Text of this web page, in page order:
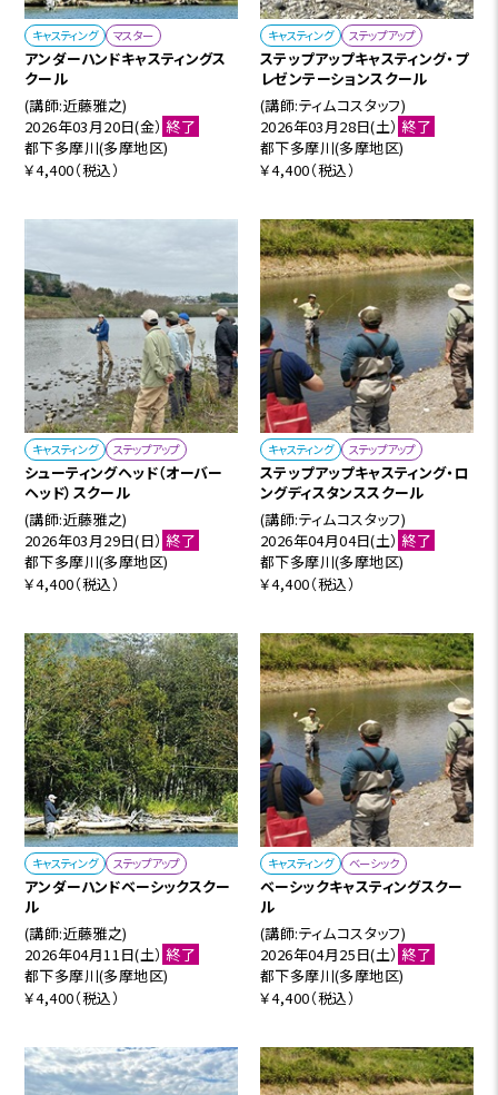
キャスティング マスター
アンダーハンドキャスティングス
クール
(講師:近藤雅之)
2026年03月20日(金） 終了
都下多摩川(多摩地区)
￥4,400（税込）
キャスティング ステップアップ
ステップアップキャスティング・プ
レゼンテーションスクール
(講師:ティムコスタッフ)
2026年03月28日(土） 終了
都下多摩川(多摩地区)
￥4,400（税込）
キャスティング ステップアップ
シューティングヘッド（オーバー
ヘッド）スクール
(講師:近藤雅之)
2026年03月29日(日） 終了
都下多摩川(多摩地区)
￥4,400（税込）
キャスティング ステップアップ
ステップアップキャスティング・ロ
ングディスタンススクール
(講師:ティムコスタッフ)
2026年04月04日(土） 終了
都下多摩川(多摩地区)
￥4,400（税込）
キャスティング ステップアップ
アンダーハンドベーシックスクー
ル
(講師:近藤雅之)
2026年04月11日(土） 終了
都下多摩川(多摩地区)
￥4,400（税込）
キャスティング ベーシック
ベーシックキャスティングスクー
ル
(講師:ティムコスタッフ)
2026年04月25日(土） 終了
都下多摩川(多摩地区)
￥4,400（税込）